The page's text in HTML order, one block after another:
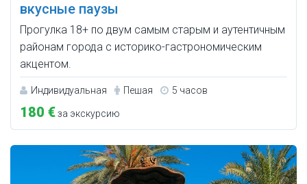
вкусные паузы
Прогулка 18+ по двум самым старым и аутентичным
районам города с историко-гастрономическим
акцентом.
Индивидуальная Пешая 5 часов
180 €за экскурсию